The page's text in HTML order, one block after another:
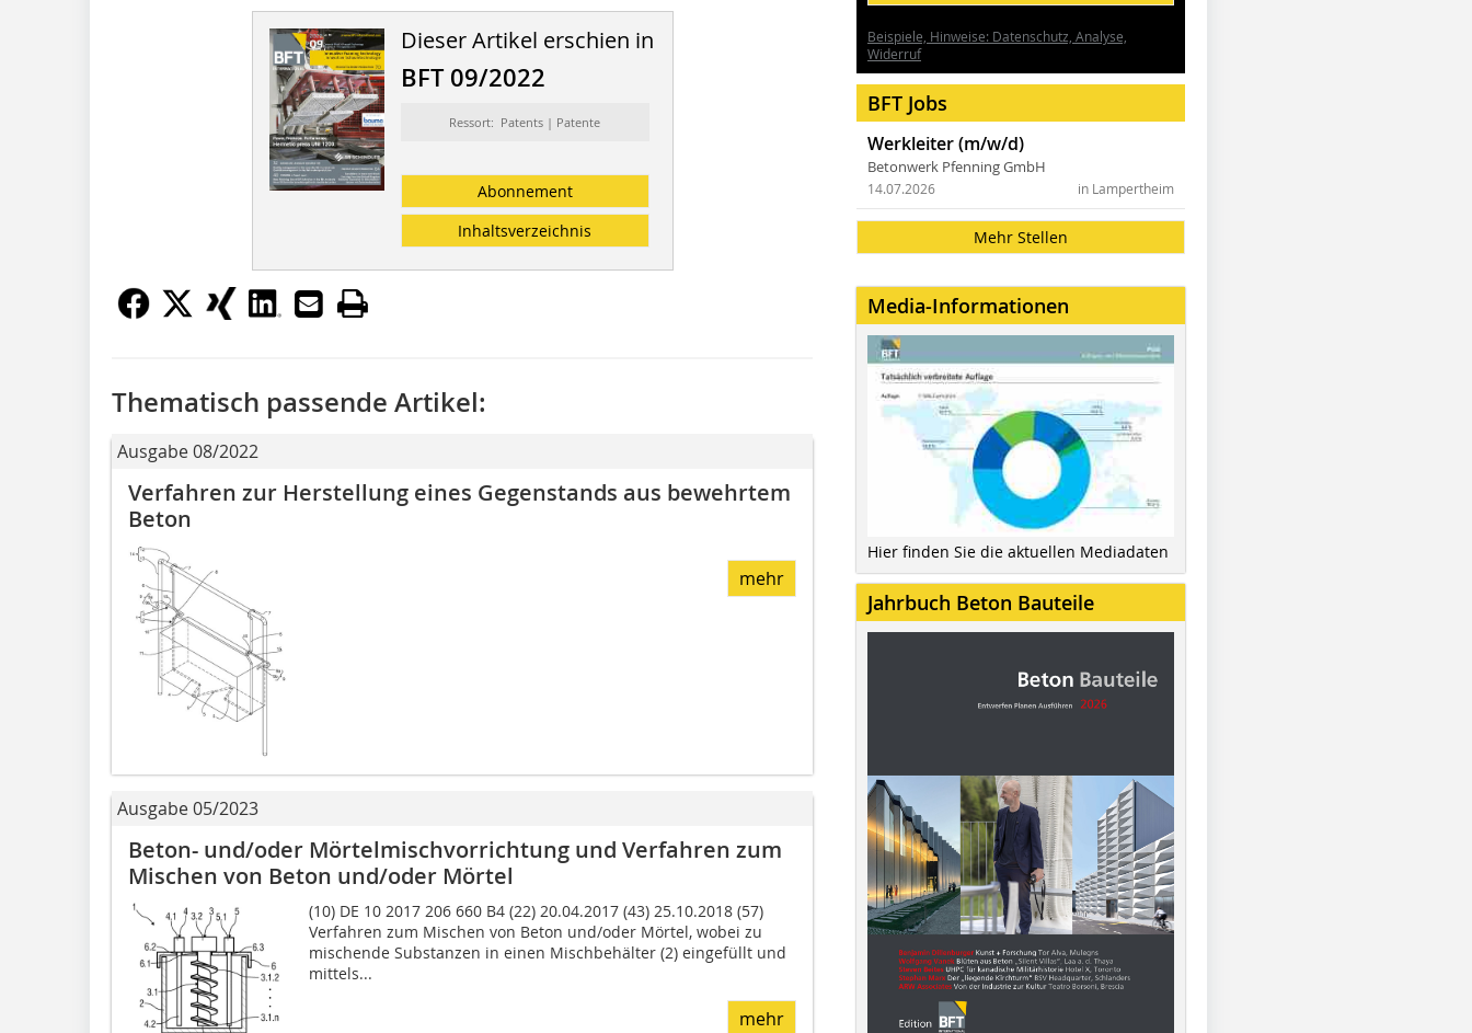
Dieser Artikel erschien in
BFT 09/2022
Ressort: Patents | Patente
Abonnement
Inhaltsverzeichnis
Thematisch passende Artikel:
Ausgabe 08/2022
Verfahren zur Herstellung eines Gegenstands aus bewehrtem
Beton
mehr
Ausgabe 05/2023
Beton- und/oder Mörtelmischvorrichtung und Verfahren zum
Mischen von Beton und/oder Mörtel
(10) DE 10 2017 206 660 B4 (22) 20.04.2017 (43) 25.10.2018 (57)
Verfahren zum Mischen von Beton und/oder Mörtel, wobei zu
mischende Substanzen in einen Mischbehälter (2) eingefüllt und
mittels...
mehr
Beispiele, Hinweise: Datenschutz, Analyse,
Widerruf
BFT Jobs
Werkleiter (m/w/d)
Betonwerk Pfenning GmbH
in Lampertheim
14.07.2026
Mehr Stellen
Media-Informationen
Hier finden Sie die aktuellen Mediadaten
Jahrbuch Beton Bauteile